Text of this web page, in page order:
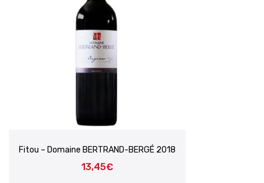
Fitou – Domaine BERTRAND-BERGÉ 2018
13,45€